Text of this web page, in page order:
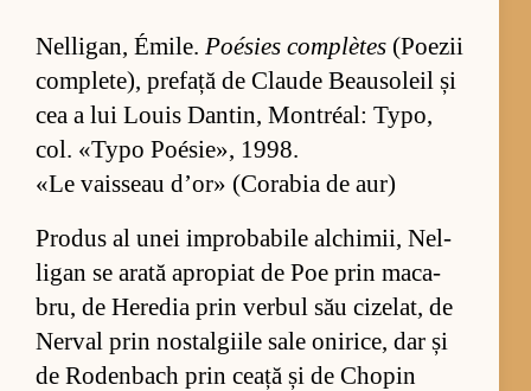
Nel­li­gan, Émi­le. Poé­sies com­plètes (Po­e­zii
com­ple­te), pre­față de Cla­ude Bea­u­so­leil și
cea a lui Lo­uis Dan­tin, Montréal: Ty­po,
col. «Typo Poé­si­e», 1998.
«Le vaisseau d’or» (Corabia de aur)
Pro­dus al unei im­pro­ba­bile al­chi­mii, Nel­
li­gan se arată apro­piat de Poe prin ma­ca­
bru, de He­re­dia prin ver­bul său ci­ze­lat, de
Ner­val prin nos­tal­gi­ile sale oni­ri­ce, dar și
de Ro­den­bach prin ceață și de Cho­pin